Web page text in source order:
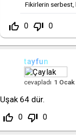
Fikirlerin serbest,
thumb_up_off_alt 0 thumb_down_off_alt 0
tayfun
cevapladı 1
Uşak 64 dür.
thumb_up_off_alt 0 thumb_down_off_alt 0